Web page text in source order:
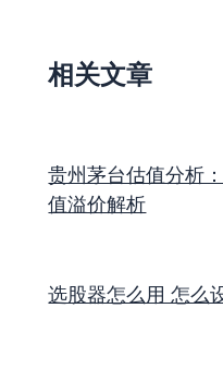
相关文章
贵州茅台估值分析
值溢价解析
选股器怎么用 怎么